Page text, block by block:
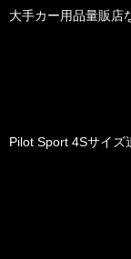
大手カー用品量販店
Pilot Sport 4Sサイズ